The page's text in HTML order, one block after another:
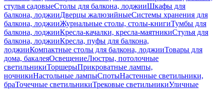
стулья садовыеСтолы для балкона, лоджииШкафы для
балкона, лоджииДверцы жалюзийныеСистемы хранения для
балкона, лоджииЖурнальные столы, столы-книгиТумбы для
балкона, лоджииКресла-качалки, кресла-маятникиСтулья для
балкона, лоджииКресла, пуфы для балкона,
лоджииКомпактные столы для балкона, лоджииТовары для
дома, бакалеяОсвещениеЛюстры, потолочные
светильникиТоршерыПрикроватные лампы,
ночникиНастольные лампыСпотыНастенные светильники,
браТочечные светильникиТрековые светильникиУличные